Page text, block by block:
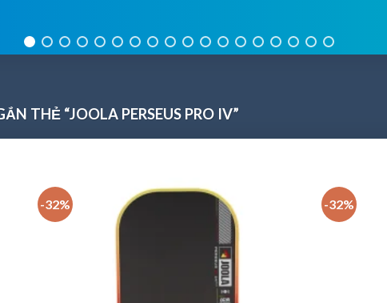
THẺ “JOOLA PERSEUS PRO IV”
-32% -32%